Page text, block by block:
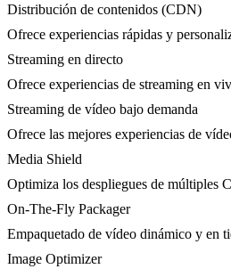
Distribución de contenidos (CDN)
Ofrece experiencias rápidas y
Streaming en directo
Ofrece experiencias de streaming en
Streaming de vídeo bajo demanda
Ofrece las mejores experiencias de
Media Shield
Optimiza los despliegues de múltiples
On-The-Fly Packager
Empaquetado de vídeo dinámico y en
Image Optimizer